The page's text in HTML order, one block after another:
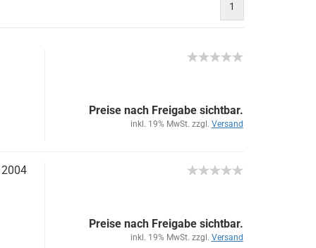
1
Preise nach Freigabe sichtbar.
inkl. 19% MwSt. zzgl. Versand
Preise nach Freigabe sichtbar.
inkl. 19% MwSt. zzgl. Versand